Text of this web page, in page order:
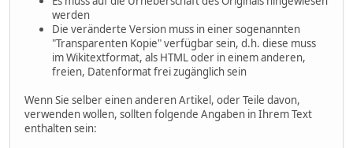
werden
Die veränderte Version muss in einer sogenannten
"Transparenten Kopie" verfügbar sein, d.h. diese muss
im Wikitextformat, als HTML oder in einem anderen,
freien, Datenformat frei zugänglich sein
Wenn Sie selber einen anderen Artikel, oder Teile davon,
verwenden wollen, sollten folgende Angaben in Ihrem Text
enthalten sein: